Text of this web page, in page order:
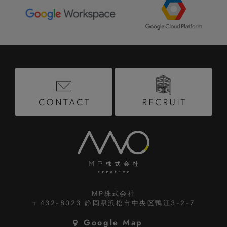
CONTACT RECRUIT
MP株式会社
〒432-8023静岡県浜松市中央区鴨江3-2-7
Google Map